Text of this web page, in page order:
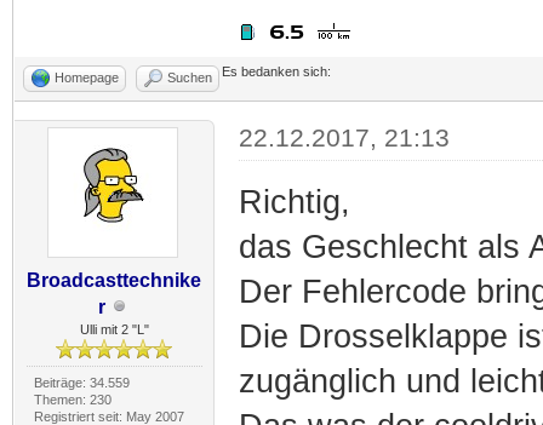
Homepage Suchen Es bedanken sich:
Broadcasttechnike
r
Ulli mit 2 "L"
Beiträge: 34.559
Themen: 230
Registriert seit: May 2007
22.12.2017, 21:13
Richtig,
das Geschlecht als
Der Fehlercode
Die Drosselklappe
zugänglich und